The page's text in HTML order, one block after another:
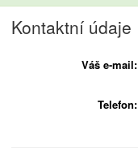
Kontaktní údaje
Váš e-mail:
Telefon: